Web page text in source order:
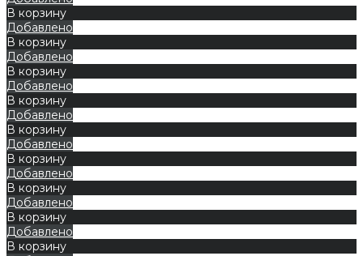
В корзину
Добавлено
В корзину
Добавлено
В корзину
Добавлено
В корзину
Добавлено
В корзину
Добавлено
В корзину
Добавлено
В корзину
Добавлено
В корзину
Добавлено
В корзину